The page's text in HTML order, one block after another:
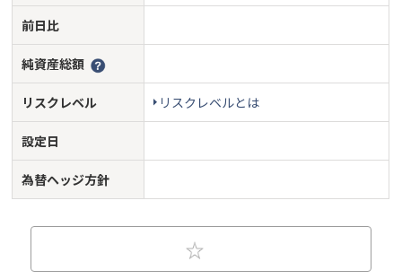
前日比
純資産総額
リスクレベル リスクレベルとは
設定日
為替ヘッジ方針